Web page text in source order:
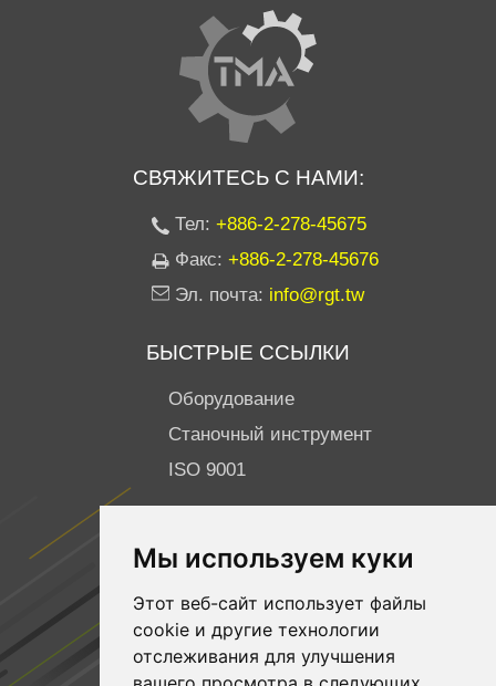
Мы используем куки
Этот веб-сайт использует файлы
cookie и другие технологии
отслеживания для улучшения
СВЯЖИТЕСЬ С НАМИ:
Тел: +886-2-278-45675
Факс: +886-2-278-45676
Эл. почта: info@rgt.tw
БЫСТРЫЕ ССЫЛКИ
Оборудование
Станочный инструмент
ISO 9001
Facebook
YouTube
Linkedin